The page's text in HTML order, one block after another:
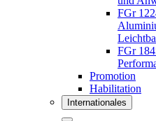
FGr
FGr
Promotion
Habilitation
Internationales